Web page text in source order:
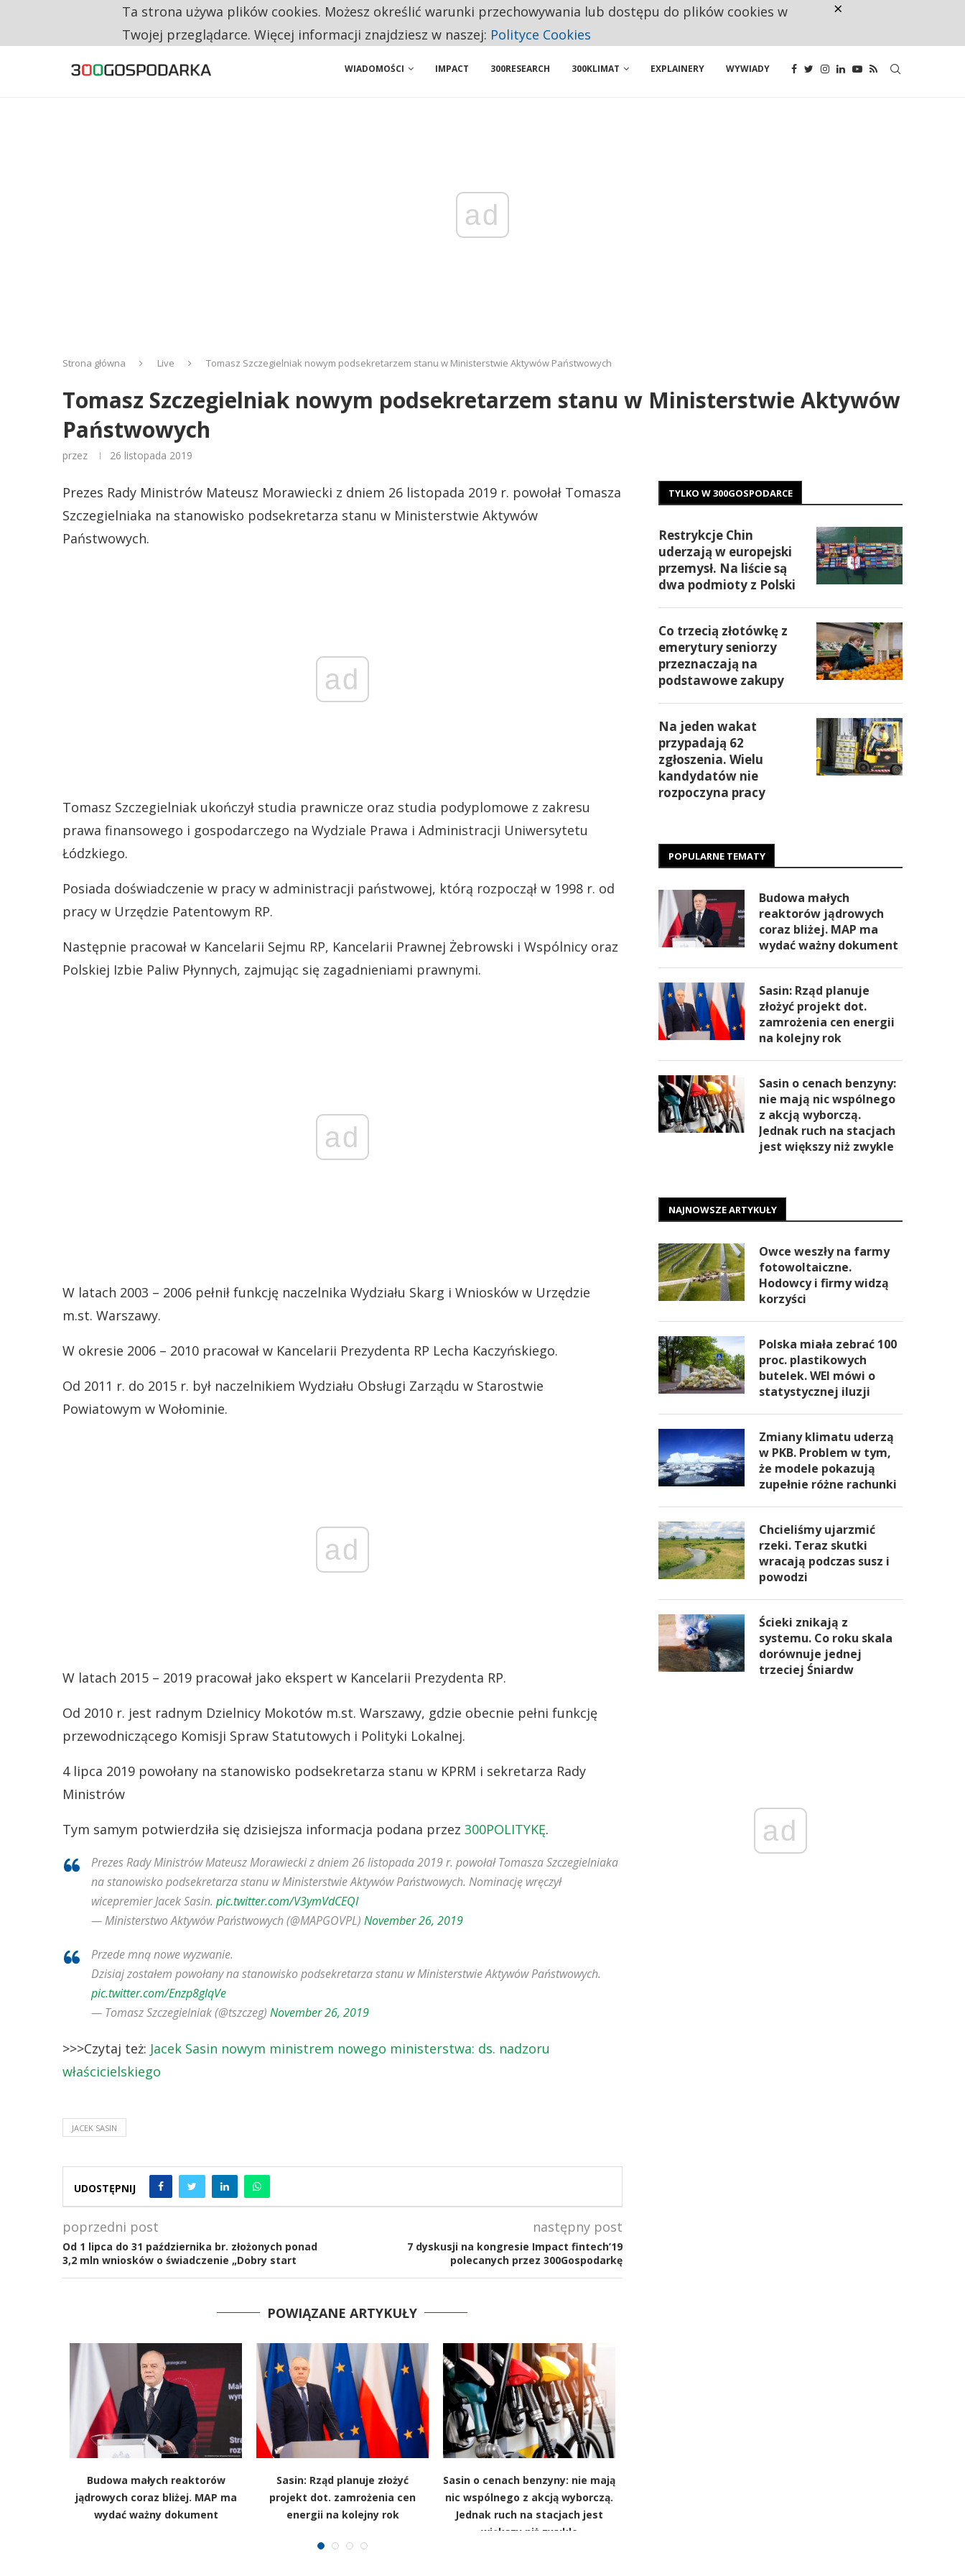
NA JEDEN WAKAT PRZYPADAJĄ 62 ZGŁOSZENIA. WIELU KANDYDATÓW NIE ROZPOCZYNA PRACY
WIADOMOŚCI IMPACT 300RESEARCH 300KLIMAT EXPLAINERY WYWIADY
ad
Strona główna Live Tomasz Szczegielniak nowym podsekretarzem stanu w Ministerstwie Aktywów Państwowych
Tomasz Szczegielniak nowym podsekretarzem stanu w Ministerstwie Aktywów
Państwowych
przez 26 listopada 2019
Prezes Rady Ministrów Mateusz Morawiecki z dniem 26 listopada 2019 r. powołał Tomasza
Szczegielniaka na stanowisko podsekretarza stanu w Ministerstwie Aktywów
Państwowych.
ad
Tomasz Szczegielniak ukończył studia prawnicze oraz studia podyplomowe z zakresu
prawa finansowego i gospodarczego na Wydziale Prawa i Administracji Uniwersytetu
Łódzkiego.
Posiada doświadczenie w pracy w administracji państwowej, którą rozpoczął w 1998 r. od
pracy w Urzędzie Patentowym RP.
Następnie pracował w Kancelarii Sejmu RP, Kancelarii Prawnej Żebrowski i Wspólnicy oraz
Polskiej Izbie Paliw Płynnych, zajmując się zagadnieniami prawnymi.
ad
W latach 2003 – 2006 pełnił funkcję naczelnika Wydziału Skarg i Wniosków w Urzędzie
m.st. Warszawy.
W okresie 2006 – 2010 pracował w Kancelarii Prezydenta RP Lecha Kaczyńskiego.
Od 2011 r. do 2015 r. był naczelnikiem Wydziału Obsługi Zarządu w Starostwie
Powiatowym w Wołominie.
ad
W latach 2015 – 2019 pracował jako ekspert w Kancelarii Prezydenta RP.
Od 2010 r. jest radnym Dzielnicy Mokotów m.st. Warszawy, gdzie obecnie pełni funkcję
przewodniczącego Komisji Spraw Statutowych i Polityki Lokalnej.
4 lipca 2019 powołany na stanowisko podsekretarza stanu w KPRM i sekretarza Rady
Ministrów
Tym samym potwierdziła się dzisiejsza informacja podana przez 300POLITYKĘ.
Prezes Rady Ministrów Mateusz Morawiecki z dniem 26 listopada 2019 r. powołał Tomasza Szczegielniaka
na stanowisko podsekretarza stanu w Ministerstwie Aktywów Państwowych. Nominację wręczył
wicepremier Jacek Sasin. pic.twitter.com/V3ymVdCEQI
— Ministerstwo Aktywów Państwowych (@MAPGOVPL) November 26, 2019
Przede mną nowe wyzwanie.
Dzisiaj zostałem powołany na stanowisko podsekretarza stanu w Ministerstwie Aktywów Państwowych.
pic.twitter.com/Enzp8glqVe
— Tomasz Szczegielniak (@tszczeg) November 26, 2019
>>>Czytaj też: Jacek Sasin nowym ministrem nowego ministerstwa: ds. nadzoru
właścicielskiego
JACEK SASIN
UDOSTĘPNIJ
poprzedni post
Od 1 lipca do 31 października br. złożonych ponad
3,2 mln wniosków o świadczenie „Dobry start
następny post
7 dyskusji na kongresie Impact fintech’19
polecanych przez 300Gospodarkę
POWIĄZANE ARTYKUŁY
Budowa małych reaktorów
jądrowych coraz bliżej. MAP ma
wydać ważny dokument
Sasin: Rząd planuje złożyć
projekt dot. zamrożenia cen
energii na kolejny rok
Sasin o cenach benzyny: nie mają
nic wspólnego z akcją wyborczą.
Jednak ruch na stacjach jest
większy niż zwykle
TYLKO W 300GOSPODARCE
Restrykcje Chin
uderzają w europejski
przemysł. Na liście są
dwa podmioty z Polski
Co trzecią złotówkę z
emerytury seniorzy
przeznaczają na
podstawowe zakupy
Na jeden wakat
przypadają 62
zgłoszenia. Wielu
kandydatów nie
rozpoczyna pracy
POPULARNE TEMATY
Budowa małych
reaktorów jądrowych
coraz bliżej. MAP ma
wydać ważny dokument
Sasin: Rząd planuje
złożyć projekt dot.
zamrożenia cen energii
na kolejny rok
Sasin o cenach benzyny:
nie mają nic wspólnego
z akcją wyborczą.
Jednak ruch na stacjach
jest większy niż zwykle
NAJNOWSZE ARTYKUŁY
Owce weszły na farmy
fotowoltaiczne.
Hodowcy i firmy widzą
korzyści
Polska miała zebrać 100
proc. plastikowych
butelek. WEI mówi o
statystycznej iluzji
Zmiany klimatu uderzą
w PKB. Problem w tym,
że modele pokazują
zupełnie różne rachunki
Chcieliśmy ujarzmić
rzeki. Teraz skutki
wracają podczas susz i
powodzi
Ścieki znikają z
systemu. Co roku skala
dorównuje jednej
trzeciej Śniardw
ad
Ta strona używa plików cookies. Możesz określić warunki przechowywania lub dostępu do plików cookies w
Twojej przeglądarce. Więcej informacji znajdziesz w naszej: Polityce Cookies
×